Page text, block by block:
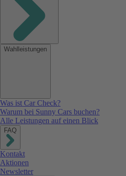
Wahlleistungen
Was ist Car Check?
Warum bei Sunny Cars buchen?
Alle Leistungen auf einen Blick
FAQ
Kontakt
Aktionen
Newsletter